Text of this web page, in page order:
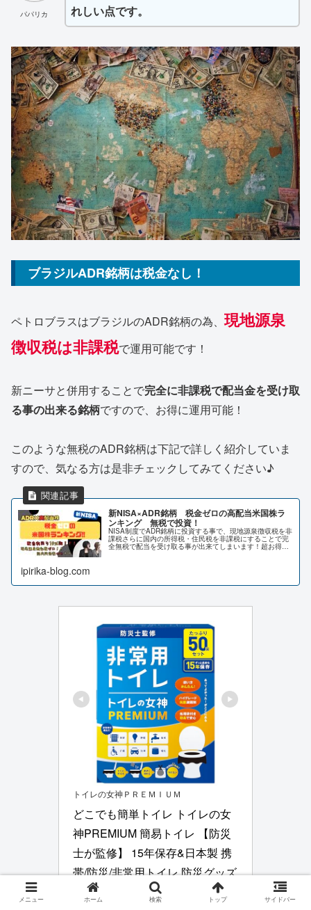
パパリカ
れしい点です。
ブラジルADR銘柄は税金なし！
ペトロブラスはブラジルのADR銘柄の為、現地源泉
徴収税は非課税で運用可能です！
新ニーサと併用することで完全に非課税で配当金を受け取
る事の出来る銘柄ですので、お得に運用可能！
このような無税のADR銘柄は下記で詳しく紹介していま
すので、気なる方は是非チェックしてみてください♪
新NISA×ADR銘柄 税金ゼロの高配当米国株ラ
ンキング 無税で投資！
NISA制度でADR銘柄に投資する事で、現地源泉徴収税を非
課税さらに国内の所得税・住民税を非課税にすることで完
全無税で配当を受け取る事が出来てしまいます！超お得な
ADR銘柄についてランキング形式でご紹介！BTI・ベトロ
ipirika-blog.com
トイレの女神ＰＲＥＭＩＵＭ
どこでも簡単トイレ トイレの女
神PREMIUM 簡易トイレ 【防災
士が監修】 15年保存&日本製 携
帯/防災/非常用トイレ 防災グッズ
防災ガイドブック付き (50回)
メニュー ホーム 検索 トップ サイドバー